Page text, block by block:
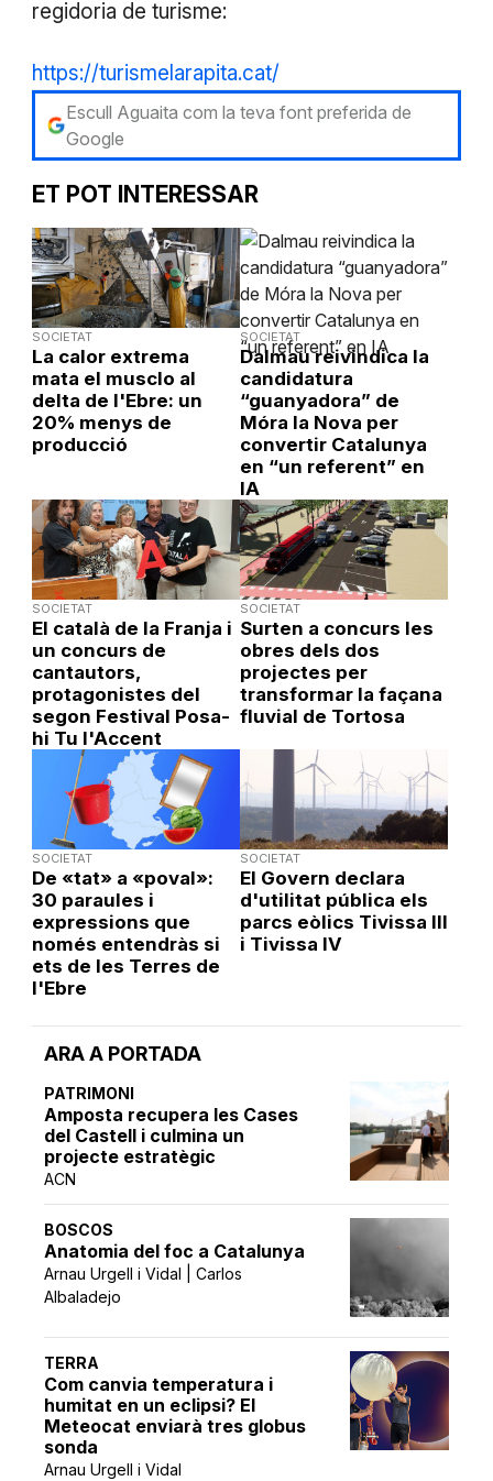
ARA A PORTADA
PATRIMONI
Amposta recupera les Cases
del Castell i culmina un
projecte estratègic
ACN
BOSCOS
Anatomia del foc a Catalunya
Arnau Urgell i Vidal | Carlos
Albaladejo
TERRA
Com canvia temperatura i
humitat en un eclipsi? El
Meteocat enviarà tres globus
sonda
Arnau Urgell i Vidal
regidoria de turisme:
https://turismelarapita.cat/
Escull Aguaita com la teva font preferida de
Google
ET POT INTERESSAR
SOCIETAT
La calor extrema
mata el musclo al
delta de l'Ebre: un
20% menys de
producció
SOCIETAT
Dalmau reivindica la
candidatura
“guanyadora” de
Móra la Nova per
convertir Catalunya
en “un referent” en
IA
SOCIETAT
El català de la Franja i
un concurs de
cantautors,
protagonistes del
segon Festival Posa-
hi Tu l'Accent
SOCIETAT
Surten a concurs les
obres dels dos
projectes per
transformar la façana
fluvial de Tortosa
SOCIETAT
De «tat» a «poval»:
30 paraules i
expressions que
només entendràs si
ets de les Terres de
l'Ebre
SOCIETAT
El Govern declara
d'utilitat pública els
parcs eòlics Tivissa III
i Tivissa IV